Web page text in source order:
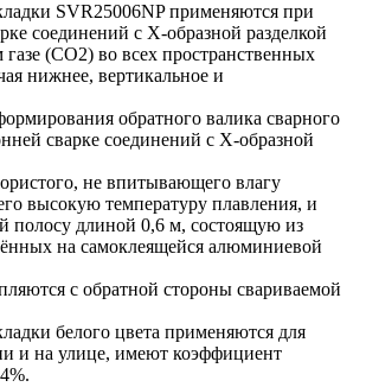
SVR25006NP применяются при
соединений с X-образной разделкой
(СО2) во всех пространственных
нижнее, вертикальное и
обратного валика сварного
сварке соединений с X-образной
не впитывающего влагу
высокую температуру плавления, и
полосу длиной 0,6 м, состоящую из
на самоклеящейся алюминиевой
с обратной стороны свариваемой
белого цвета применяются для
и на улице, имеют коэффициент